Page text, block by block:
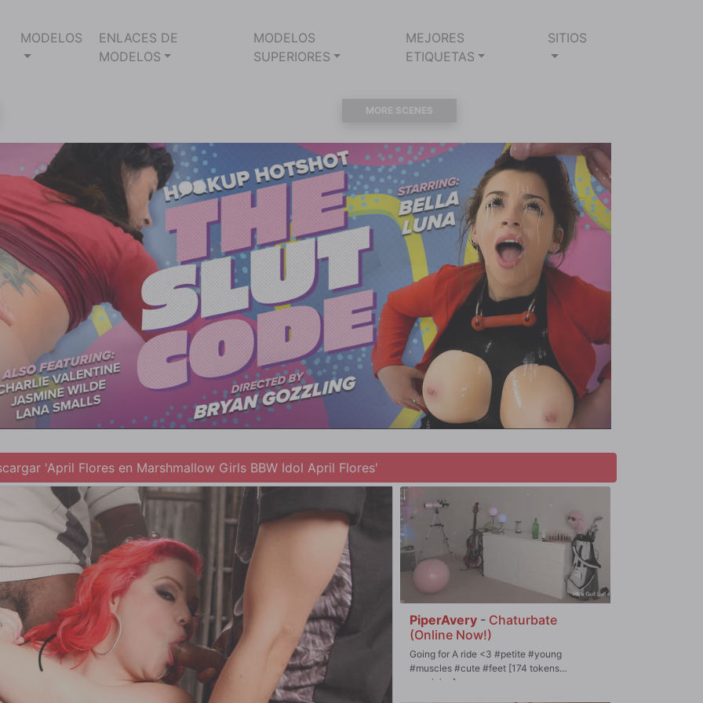
MODELOS
ENLACES DE
MODELOS
MODELOS
SUPERIORES
MEJORES
ETIQUETAS
SITIOS
MORE SCENES
'April Flores en Marshmallow Girls BBW Idol April Flores'
PiperAvery - Chaturbate
(Online Now!)
Going for A ride <3 #petite #young
#muscles #cute #feet [174 tokens
remaining]